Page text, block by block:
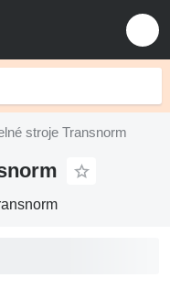
stroje Transnorm